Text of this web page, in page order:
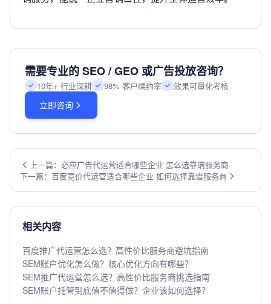
需要专业的 SEO / GEO 或广告投放咨询？
10年+ 行业深耕 98% 客户续约率 效果可量化考核
立即咨询
上一篇：必应广告代运营适合哪些企业 怎么选靠谱服务商
下一篇：百度竞价代运营适合哪些企业 如何选择靠谱服务商
相关内容
百度推广代运营怎么选？高性价比服务商避坑指南
SEM账户优化怎么做？核心优化方向有哪些？
SEM推广代运营怎么选？高性价比服务商挑选指南
SEM账户托管到底值不值得做？企业该如何选择？